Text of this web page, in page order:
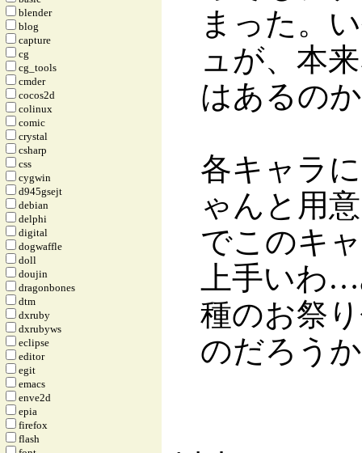
まった。
ュが、本
はあるの
各キャラ
ゃんと用
でこのキ
上手いわ
種のお祭
のだろう
blender
blog
capture
cg
cg_tools
cmder
cocos2d
colinux
comic
crystal
csharp
css
cygwin
d945gsejt
debian
delphi
digital
dogwaffle
doll
doujin
dragonbones
dtm
dxruby
dxrubyws
eclipse
editor
egit
emacs
enve2d
epia
firefox
flash